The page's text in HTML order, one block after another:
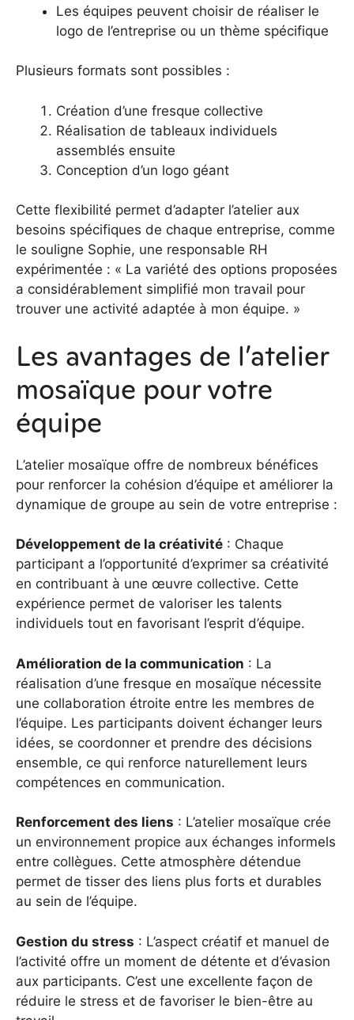
Les équipes peuvent choisir de réaliser le
logo de l’entreprise ou un thème spécifique
Plusieurs formats sont possibles :
Création d’une fresque collective
Réalisation de tableaux individuels
assemblés ensuite
Conception d’un logo géant
Cette flexibilité permet d’adapter l’atelier aux
besoins spécifiques de chaque entreprise, comme
le souligne Sophie, une responsable RH
expérimentée : « La variété des options proposées
a considérablement simplifié mon travail pour
trouver une activité adaptée à mon équipe. »
Les avantages de l’atelier
mosaïque pour votre
équipe
L’atelier mosaïque offre de nombreux bénéfices
pour renforcer la cohésion d’équipe et améliorer la
dynamique de groupe au sein de votre entreprise :
Développement de la créativité : Chaque
participant a l’opportunité d’exprimer sa créativité
en contribuant à une œuvre collective. Cette
expérience permet de valoriser les talents
individuels tout en favorisant l’esprit d’équipe.
Amélioration de la communication : La
réalisation d’une fresque en mosaïque nécessite
une collaboration étroite entre les membres de
l’équipe. Les participants doivent échanger leurs
idées, se coordonner et prendre des décisions
ensemble, ce qui renforce naturellement leurs
compétences en communication.
Renforcement des liens : L’atelier mosaïque crée
un environnement propice aux échanges informels
entre collègues. Cette atmosphère détendue
permet de tisser des liens plus forts et durables
au sein de l’équipe.
Gestion du stress : L’aspect créatif et manuel de
l’activité offre un moment de détente et d’évasion
aux participants. C’est une excellente façon de
réduire le stress et de favoriser le bien-être au